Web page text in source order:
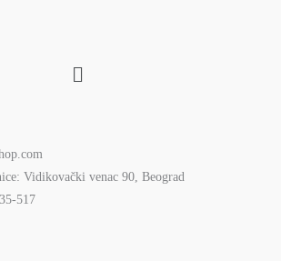
u
b
s
a
e
Menu
Vidikovački venac 90, Beograd
517